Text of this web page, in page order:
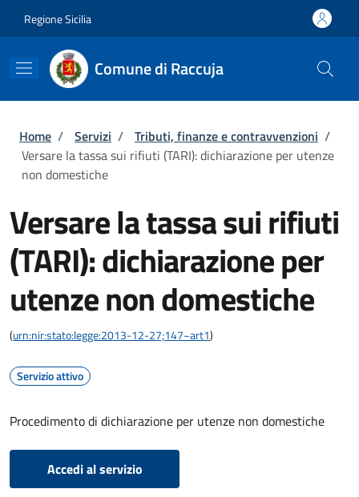
Regione Sicilia
Comune di Raccuja
Briciole di pane
Home / Servizi / Tributi, finanze e contravvenzioni /
Versare la tassa sui rifiuti (TARI): dichiarazione per utenze
non domestiche
Versare la tassa sui rifiuti
(TARI): dichiarazione per
utenze non domestiche
(urn:nir:stato:legge:2013-12-27;147~art1)
Servizio attivo
Procedimento di dichiarazione per utenze non domestiche
Accedi al servizio